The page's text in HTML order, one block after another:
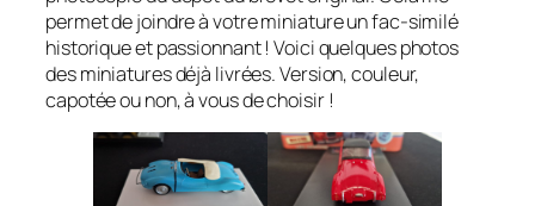
permet de joindre à votre miniature un fac-similé
historique et passionnant ! Voici quelques photos
des miniatures déjà livrées. Version, couleur,
capotée ou non, à vous de choisir !